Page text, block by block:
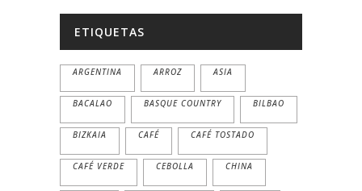
ETIQUETAS
ARGENTINA ARROZ ASIA
BACALAO BASQUE COUNTRY BILBAO
BIZKAIA CAFÉ CAFÉ TOSTADO
CAFÉ VERDE CEBOLLA CHINA